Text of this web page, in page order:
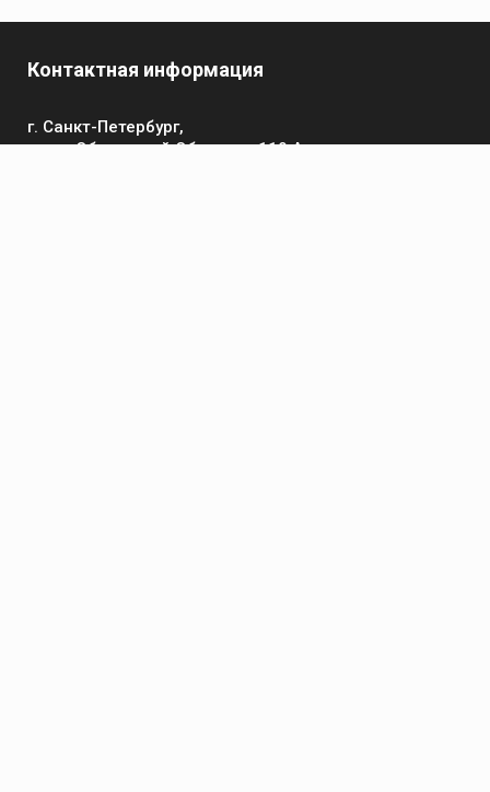
Контактная информация
г. Санкт-Петербург,
пр-кт Обуховской Обороны, 119 А